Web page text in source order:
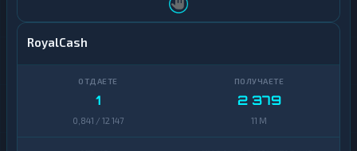
RoyalCash
1
0,841 / 12 147
2 379
11 M